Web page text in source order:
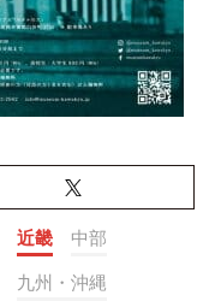
近畿 中部
九州・沖縄